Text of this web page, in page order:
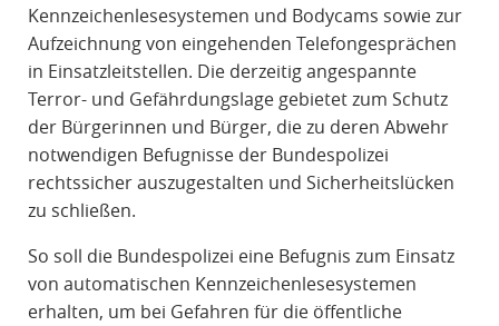
Kennzeichenlesesystemen und Bodycams sowie zur
Aufzeichnung von eingehenden Telefongesprächen
in Einsatzleitstellen. Die derzeitig angespannte
Terror- und Gefährdungslage gebietet zum Schutz
der Bürgerinnen und Bürger, die zu deren Abwehr
notwendigen Befugnisse der Bundespolizei
rechtssicher auszugestalten und Sicherheitslücken
zu schließen.
So soll die Bundespolizei eine Befugnis zum Einsatz
von automatischen Kennzeichenlesesystemen
erhalten, um bei Gefahren für die öffentliche